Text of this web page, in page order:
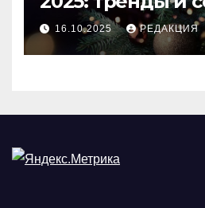
идеального
16.10.2025 РЕДАКЦИЯ